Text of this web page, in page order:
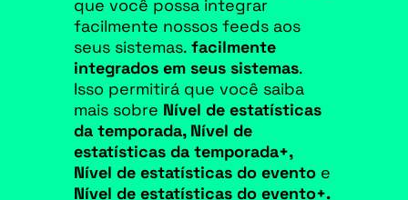
que você possa integrar
facilmente nossos feeds aos
seus sistemas. facilmente
integrados em seus sistemas.
Isso permitirá que você saiba
mais sobre Nível de estatísticas
da temporada, Nível de
estatísticas da temporada+,
Nível de estatísticas do eventoe
Nível de estatísticas do evento+.